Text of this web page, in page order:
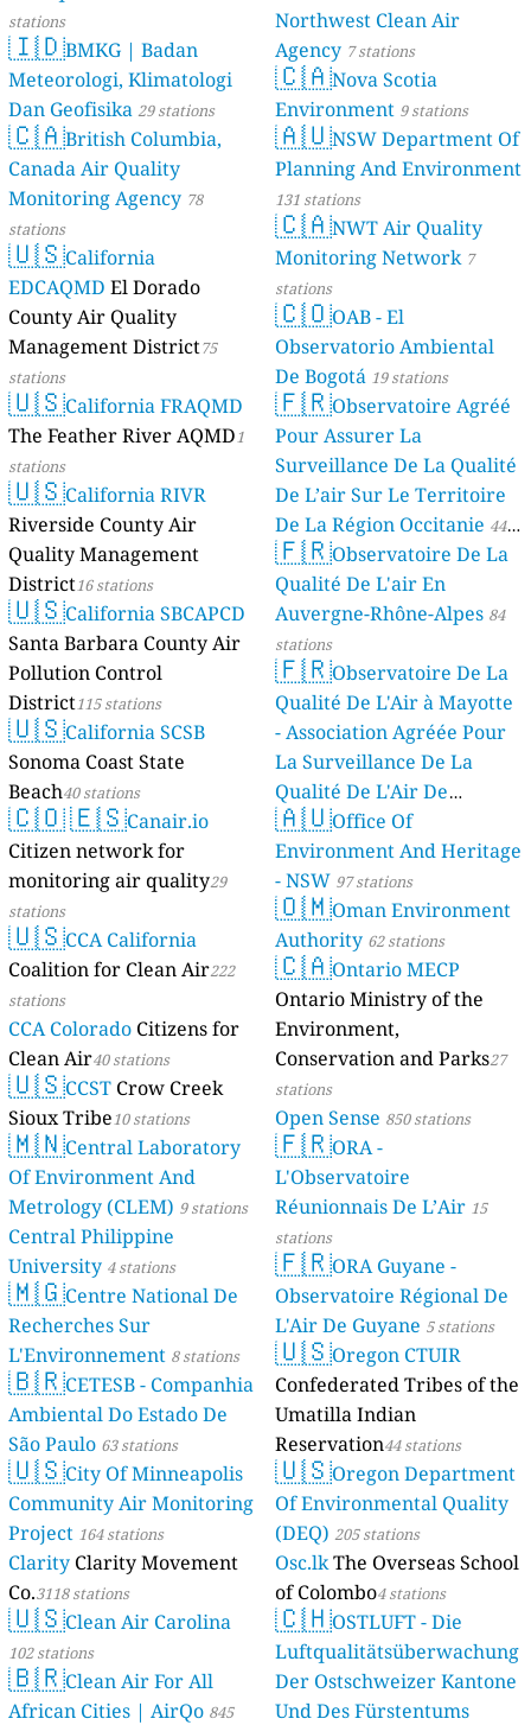
stations
🇮🇩BMKG | Badan
Meteorologi, Klimatologi
Dan Geofisika 29 stations
🇨🇦British Columbia,
Canada Air Quality
Monitoring Agency 78
stations
🇺🇸California
EDCAQMD El Dorado
County Air Quality
Management District75
stations
🇺🇸California FRAQMD
The Feather River AQMD1
stations
🇺🇸California RIVR
Riverside County Air
Quality Management
District16 stations
🇺🇸California SBCAPCD
Santa Barbara County Air
Pollution Control
District115 stations
🇺🇸California SCSB
Sonoma Coast State
Beach40 stations
🇨🇴🇪🇸Canair.io
Citizen network for
monitoring air quality29
stations
🇺🇸CCA California
Coalition for Clean Air222
stations
CCA Colorado Citizens for
Clean Air40 stations
🇺🇸CCST Crow Creek
Sioux Tribe10 stations
🇲🇳Central Laboratory
Of Environment And
Metrology (CLEM) 9 stations
Central Philippine
University 4 stations
🇲🇬Centre National De
Recherches Sur
L'Environnement 8 stations
🇧🇷CETESB - Companhia
Ambiental Do Estado De
São Paulo 63 stations
🇺🇸City Of Minneapolis
Community Air Monitoring
Project 164 stations
Clarity Clarity Movement
Co.3118 stations
🇺🇸Clean Air Carolina
102 stations
🇧🇷Clean Air For All
African Cities | AirQo 845
Northwest Clean Air
Agency 7 stations
🇨🇦Nova Scotia
Environment 9 stations
🇦🇺NSW Department Of
Planning And Environment
131 stations
🇨🇦NWT Air Quality
Monitoring Network 7
stations
🇨🇴OAB - El
Observatorio Ambiental
De Bogotá 19 stations
🇫🇷Observatoire Agréé
Pour Assurer La
Surveillance De La Qualité
De L’air Sur Le Territoire
De La Région Occitanie 44
stations
🇫🇷Observatoire De La
Qualité De L'air En
Auvergne-Rhône-Alpes 84
stations
🇫🇷Observatoire De La
Qualité De L'Air à Mayotte
- Association Agréée Pour
La Surveillance De La
Qualité De L'Air De
Mayotte 4 stations
🇦🇺Office Of
Environment And Heritage
- NSW 97 stations
🇴🇲Oman Environment
Authority 62 stations
🇨🇦Ontario MECP
Ontario Ministry of the
Environment,
Conservation and Parks27
stations
Open Sense 850 stations
🇫🇷ORA -
L'Observatoire
Réunionnais De L’Air 15
stations
🇫🇷ORA Guyane -
Observatoire Régional De
L'Air De Guyane 5 stations
🇺🇸Oregon CTUIR
Confederated Tribes of the
Umatilla Indian
Reservation44 stations
🇺🇸Oregon Department
Of Environmental Quality
(DEQ) 205 stations
Osc.lkThe Overseas School
of Colombo4 stations
🇨🇭OSTLUFT - Die
Luftqualitätsüberwachung
Der Ostschweizer Kantone
Und Des Fürstentums